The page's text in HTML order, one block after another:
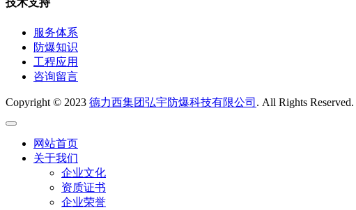
技术支持
服务体系
防爆知识
工程应用
咨询留言
Copyright © 2023 德力西集团弘宇防爆科技有限公司 . All Rights Reserved.
网站首页
关于我们
企业文化
资质证书
企业荣誉